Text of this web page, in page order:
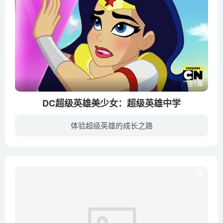
全1集
DC超级英雄美少女：超级英雄中学
体验超级英雄的成长之路